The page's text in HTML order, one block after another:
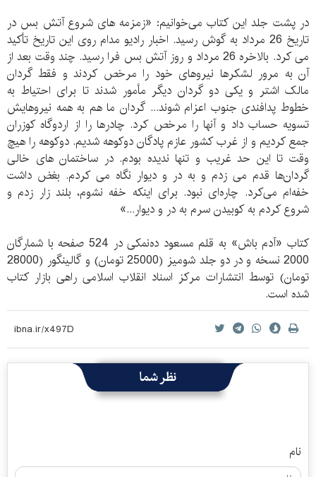
در پشت جلد این کتاب می‌خوانیم: «زمزمه های شروع آتش بس در
تاریخ 26 مرداد به گوش رسید. اخبار رادیو مدام روی این تاریخ تأکید
می کرد. بالاخره 26 مرداد و روز آتش بس فرا رسید. چند وقت بعد از
آن به مرور لشکرها نیروهای خود را مرخص کردند و فقط گردان
مالک اشتر و یکی دو گردان دیگر مأمور شدند تا برای احتیاط به
خطوط پدافندی جنوب اعزام شوند... گردان ما هم به همه نیروهایش
تسویه حساب داد و آنها را مرخص کرد. چادرها را از اردوگاه کوزران
جمع کردیم و از غرب کشور عازم پادگان دوکوهه شدیم. دوکوهه را هیچ
وقت تا این حد غریب و تنها ندیده بودم. در ساختمان های خالی
گردان‌ها قدم می زدم و به در و دیوار نگاه می کردم. بغض داشت
خفه‌ام می‌کرد. چاره‌ای نبود. برای اینکه خفه نشوم، بلند زار زدم و
شروع کردم به کوبیدن سرم به در و دیوار...»
کتاب «آدم باش» به قلم مسعود ده‌نمکی در 524 صفحه با شمارگان
2000 نسخه و در دو جلد شومیز (25000 تومان) و گالینگور (28000
تومان) توسط انتشارات مرکز اسناد انقلاب اسلامی راهی بازار کتاب
شده است.
نظر شما
نام